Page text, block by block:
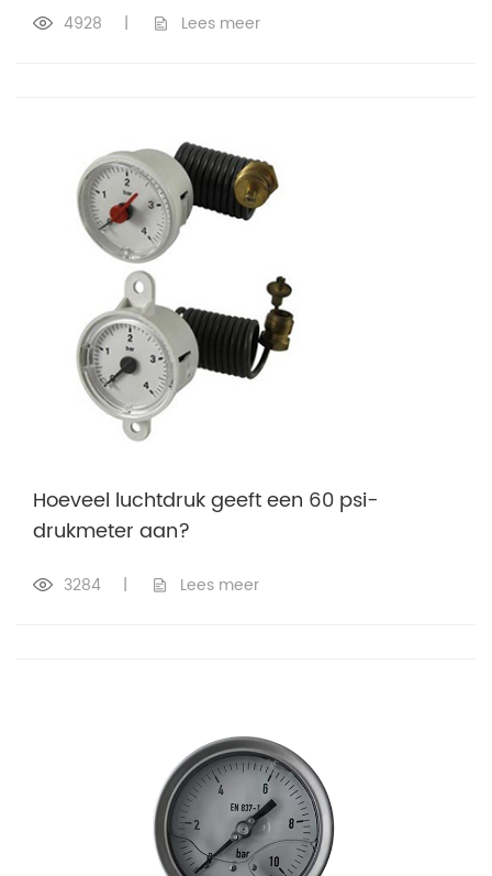
4928 | Lees meer
Hoeveel luchtdruk geeft een 60 psi-
drukmeter aan?
3284 | Lees meer